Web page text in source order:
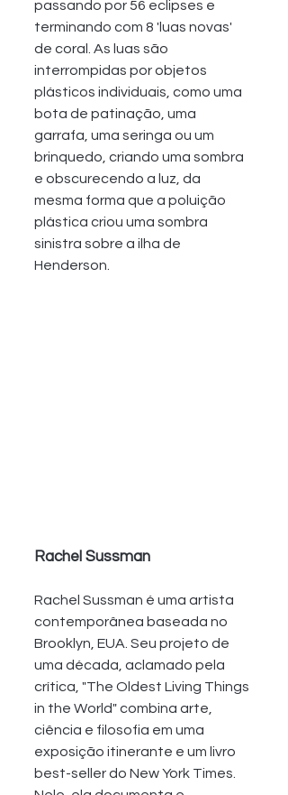
passando por 56 eclipses e
terminando com 8 'luas novas'
de coral. As luas são
interrompidas por objetos
plásticos individuais, como uma
bota de patinação, uma
garrafa, uma seringa ou um
brinquedo, criando uma sombra
e obscurecendo a luz, da
mesma forma que a poluição
plástica criou uma sombra
sinistra sobre a ilha de
Henderson.
Rachel Sussman
Rachel Sussman é uma artista
contemporânea baseada no
Brooklyn, EUA. Seu projeto de
uma década, aclamado pela
crítica, "The Oldest Living Things
in the World" combina arte,
ciência e filosofia em uma
exposição itinerante e um livro
best-seller do New York Times.